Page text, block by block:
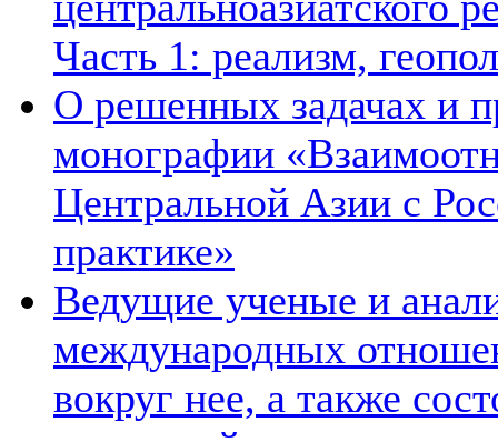
Часть 1: реализм,
О решенных задачах и
монографии
Центральной Азии с
практике»
Ведущие ученые и
международных
вокруг нее, а также